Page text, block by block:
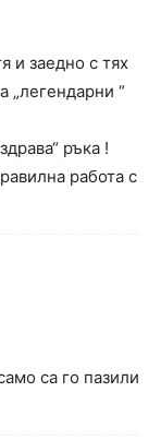
и заедно с тях
„легендарни “
ръка !
работа с
са го пазили